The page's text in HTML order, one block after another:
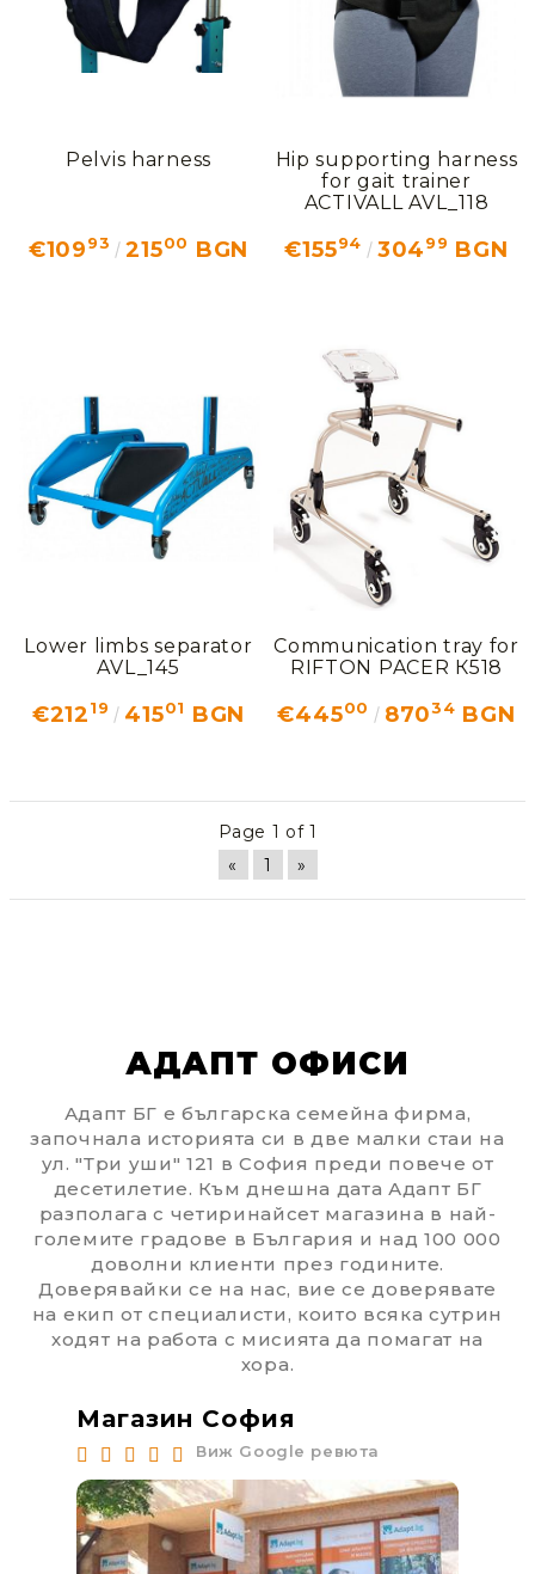
Pelvis harness
€10993 21500 BGN
Hip supporting harness
for gait trainer
ACTIVALL AVL_118
€15594 30499 BGN
Lower limbs separator
AVL_145
€21219 41501 BGN
Communication tray for
RIFTON PACER К518
€44500 87034 BGN
Page 1 of 1
«
1 »
АДАПТ ОФИСИ
Адапт БГ е българска семейна фирма,
започнала историята си в две малки стаи на
ул. "Три уши" 121 в София преди повече от
десетилетие. Към днешна дата Адапт БГ
разполага с четиринайсет магазина в най-
големите градове в България и над 100 000
доволни клиенти през годините.
Доверявайки се на нас, вие се доверявате
на екип от специалисти, които всяка сутрин
ходят на работа с мисията да помагат на
хора.
Магазин София
Виж Google ревюта